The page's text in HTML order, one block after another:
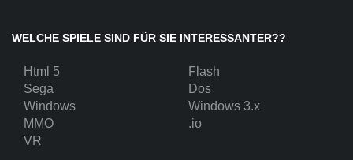
WELCHE SPIELE SIND FÜR SIE INTERESSANTER??
Html 5
Flash
Sega
Dos
Windows
Windows 3.x
MMO
.io
VR